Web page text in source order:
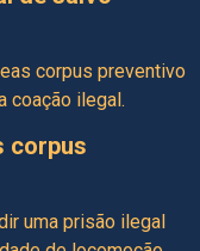
corpus preventivo
coação ilegal.
corpus
uma prisão ilegal